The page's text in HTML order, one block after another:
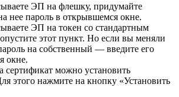
ЭП на флешку, придумайте
нее пароль в открывшемся окне.
ЭП на токен со стандартным
этот пункт. Но если вы меняли
на собственный — введите его
окне.
сертификат можно установить
этого нажмите на кнопку «Установить